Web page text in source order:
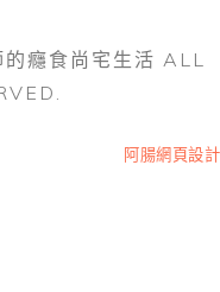
癮食尚宅生活 ALL
阿腸網頁設計